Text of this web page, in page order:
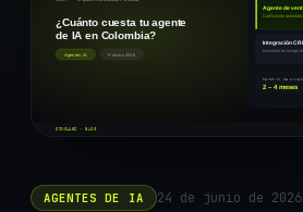
AGENTES DE IA 24 de junio de 2026